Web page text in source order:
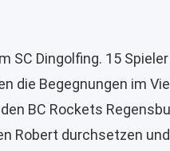
SC Dingolfing. 15
die Begegnungen im
BC Rockets
Robert durchsetzen